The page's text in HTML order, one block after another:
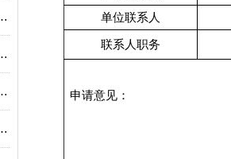
基础设施建设标准》宣贯座谈会
计算技能邀请赛获佳绩
交流协会建设发展经验
交流共建共维工作经验
单位联系人
联系人职务
申请意见：